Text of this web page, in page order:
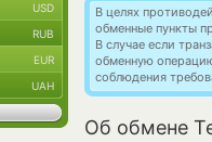
В целях
обменные пункты
В случае если
обменную
соблюдения
Об обмене
USD
RUB
EUR
UAH